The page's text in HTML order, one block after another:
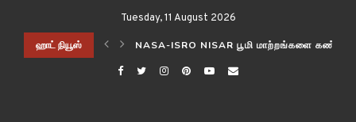
Tuesday, 11 August 2026
ஹாட் நியூஸ்
விஞ்ஞானிகள்! NASA-ISRO NISAR பூமி மாற்றங்களை